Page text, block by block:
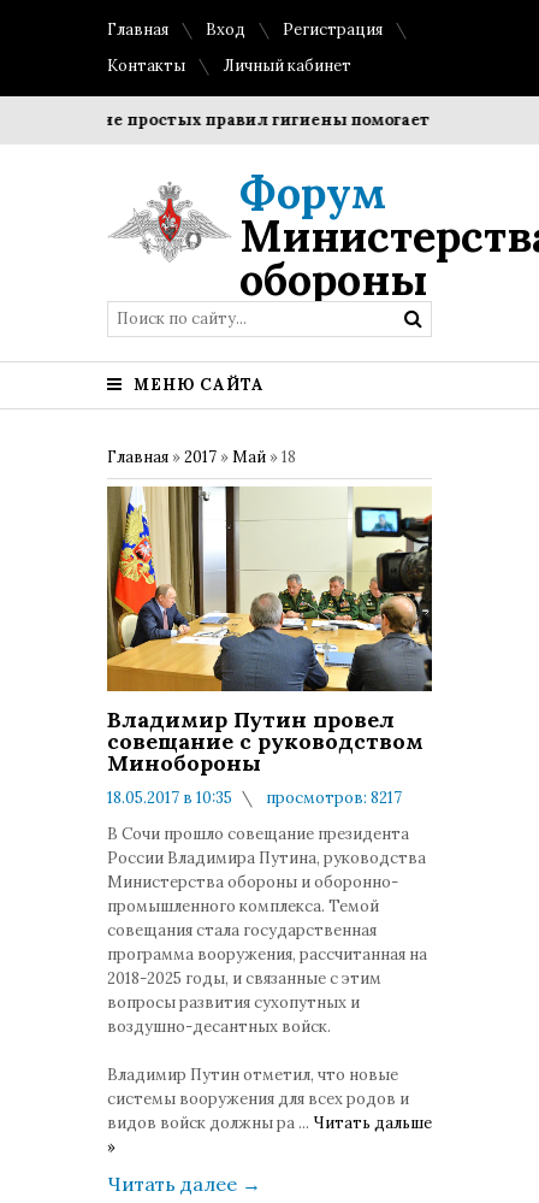
Главная Вход
Регистрация
Контакты
Личный кабинет
простых правил гигиены помогает сохранить
Форум
обороны
МЕНЮ САЙТА
Главная »2017 »Май »18
Владимир Путин провел
совещание с руководством
Минобороны
18.05.2017 в 10:35
просмотров: 8217
В Сочи прошло совещание президента
России Владимира Путина, руководства
Министерства обороны и оборонно-
промышленного комплекса. Темой
совещания стала государственная
программа вооружения, рассчитанная на
2018-2025 годы, и связанные с этим
вопросы развития сухопутных и
воздушно-десантных войск.
Владимир Путин отметил, что новые
системы вооружения для всех родов и
видов войск должны ра ... Читать дальше
»
Читать далее →